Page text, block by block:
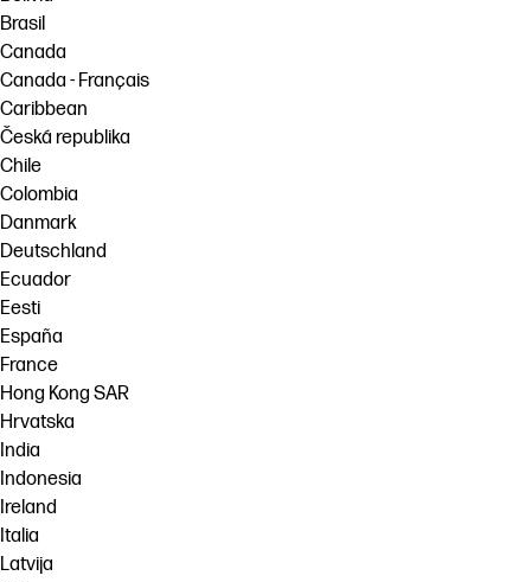
Brasil
Canada
Canada - Français
Caribbean
Česká republika
Chile
Colombia
Danmark
Deutschland
Ecuador
Eesti
España
France
Hong Kong SAR
Hrvatska
India
Indonesia
Ireland
Italia
Latvija